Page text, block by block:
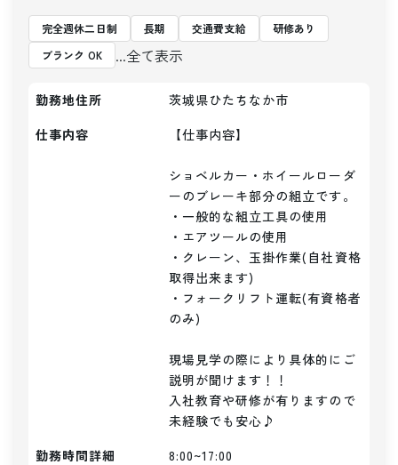
完全週休二日制 長期 交通費支給
研修あり
ブランク OK
...全て表示
勤務地住所
茨城県ひたちなか市
仕事内容
【仕事内容】
ショベルカー・ホイールローダ
ーのブレーキ部分の組立です。
・一般的な組立工具の使用
・エアツールの使用
・クレーン、玉掛作業(自社資格
取得出来ます)
・フォークリフト運転(有資格者
のみ)
現場見学の際により具体的にご
説明が聞けます！！
入社教育や研修が有りますので
未経験でも安心♪
勤務時間詳細
8:00~17:00